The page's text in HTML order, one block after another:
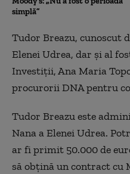
simplă”
Tudor Breazu,
Elenei Udrea, dar şi al
Investiţii, Ana Maria
procurorii DNA pentru
Tudor Breazu este
Nana a Elenei Udrea.
ar fi primit 50.000 de
să obţină un contract